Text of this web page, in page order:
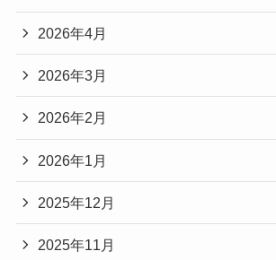
2026年4月
2026年3月
2026年2月
2026年1月
2025年12月
2025年11月